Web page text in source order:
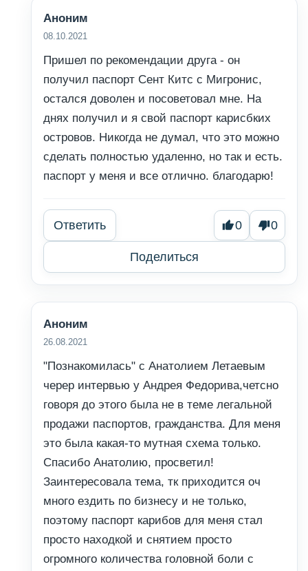
Аноним
08.10.2021
Пришел по рекомендации друга - он
получил паспорт Сент Китс с Мигронис,
остался доволен и посоветовал мне. На
днях получил и я свой паспорт карисбких
островов. Никогда не думал, что это можно
сделать полностью удаленно, но так и есть.
паспорт у меня и все отлично. благодарю!
Ответить 0 0
Поделиться
Аноним
26.08.2021
"Познакомилась" с Анатолием Летаевым
череp интервью у Андрея Федорива,четсно
говоря до этого была не в теме легальной
продажи паспортов, гражданства. Для меня
это была какая-то мутная схема только.
Спасибо Анатолию, просветил!
Заинтересовала тема, тк приходится оч
много ездить по бизнесу и не только,
поэтому паспорт карибов для меня стал
просто находкой и снятием просто
огромного количества головной боли с